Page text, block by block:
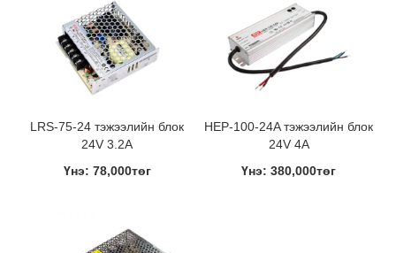
LRS-75-24 тэжээлийн блок
24V 3.2A
Үнэ: 78,000төг
HEP-100-24A тэжээлийн блок
24V 4A
Үнэ: 380,000төг